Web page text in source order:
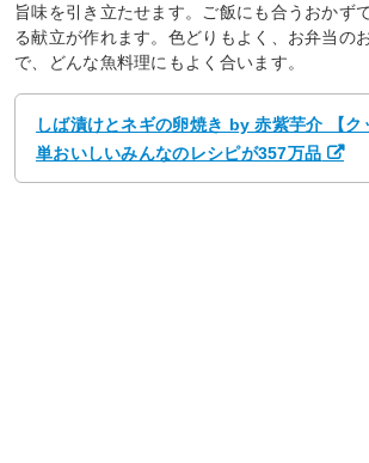
旨味を引き立たせます。ご飯にも合うおかず
る献立が作れます。色どりもよく、お弁当の
で、どんな魚料理にもよく合います。
しば漬けとネギの卵焼き by 赤紫芋介 【ク
単おいしいみんなのレシピが357万品